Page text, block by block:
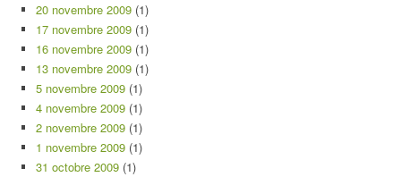
20 novembre 2009 (1)
17 novembre 2009 (1)
16 novembre 2009 (1)
13 novembre 2009 (1)
5 novembre 2009 (1)
4 novembre 2009 (1)
2 novembre 2009 (1)
1 novembre 2009 (1)
31 octobre 2009 (1)